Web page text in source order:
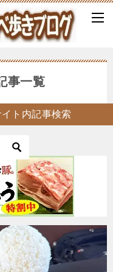
事一覧
ト内記事検索